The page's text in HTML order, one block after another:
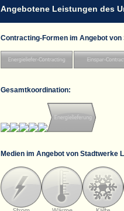
Angebotene Leistungen des
Contracting-Formen im Angebot
Gesamtkoordination:
Medien im Angebot von Stadtwerke